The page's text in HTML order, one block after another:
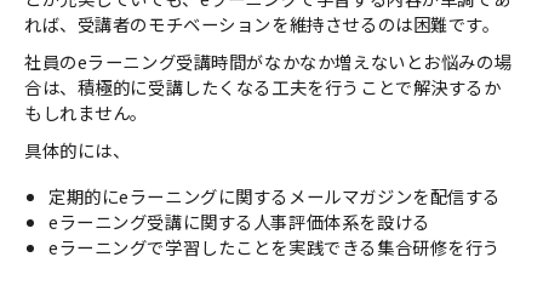
れば、受講者のモチベーションを維持させるのは困難です。
社員のeラーニング受講時間がなかなか増えないとお悩みの場
合は、積極的に受講したくなる工夫を行うことで解決するか
もしれません。
具体的には、
定期的にeラーニングに関するメールマガジンを配信する
eラーニング受講に関する人事評価体系を設ける
eラーニングで学習したことを実践できる集合研修を行う